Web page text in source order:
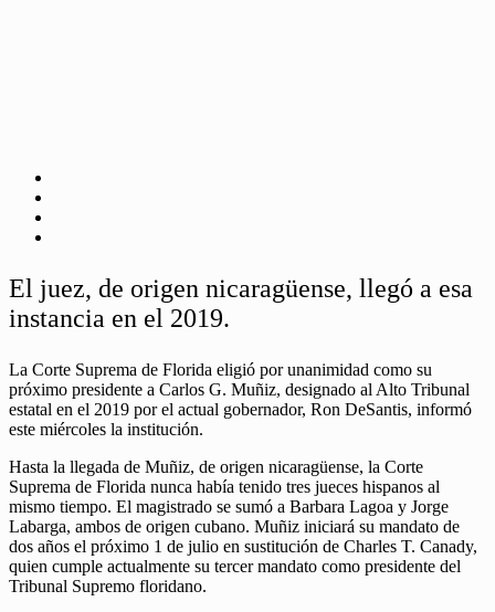
El juez, de origen nicaragüense, llegó a esa
instancia en el 2019.
La Corte Suprema de Florida eligió por unanimidad como su
próximo presidente a Carlos G. Muñiz, designado al Alto Tribunal
estatal en el 2019 por el actual gobernador, Ron DeSantis, informó
este miércoles la institución.
Hasta la llegada de Muñiz, de origen nicaragüense, la Corte
Suprema de Florida nunca había tenido tres jueces hispanos al
mismo tiempo. El magistrado se sumó a Barbara Lagoa y Jorge
Labarga, ambos de origen cubano. Muñiz iniciará su mandato de
dos años el próximo 1 de julio en sustitución de Charles T. Canady,
quien cumple actualmente su tercer mandato como presidente del
Tribunal Supremo floridano.